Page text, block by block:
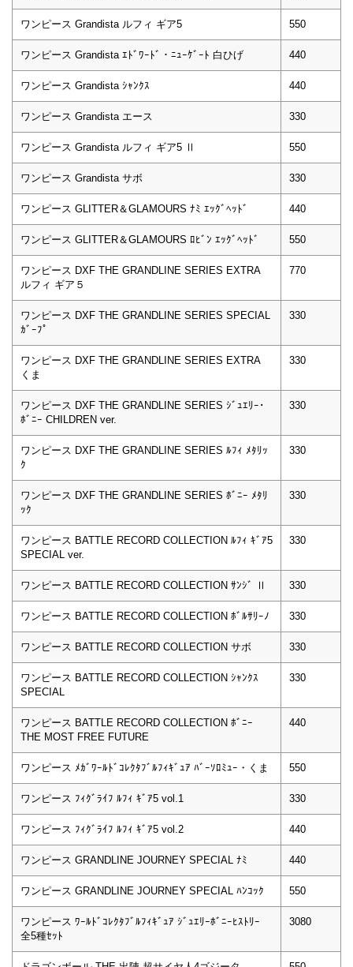
ワンピース Grandista ルフィ ギア5 550
ワンピース Grandista ｴﾄﾞﾜｰﾄﾞ・ﾆｭｰｹﾞｰﾄ 白ひげ 440
ワンピース Grandista ｼｬﾝｸｽ 440
ワンピース Grandista エース 330
ワンピース Grandista ルフィ ギア5 Ⅱ 550
ワンピース Grandista サボ 330
ワンピース GLITTER＆GLAMOURS ﾅﾐ ｴｯｸﾞﾍｯﾄﾞ 440
ワンピース GLITTER＆GLAMOURS ﾛﾋﾞﾝ ｴｯｸﾞﾍｯﾄﾞ 550
ワンピース DXF THE GRANDLINE SERIES EXTRA
ルフィ ギア５
770
ワンピース DXF THE GRANDLINE SERIES SPECIAL
ｶﾞｰﾌﾟ
330
ワンピース DXF THE GRANDLINE SERIES EXTRA
くま
330
ワンピース DXF THE GRANDLINE SERIES ｼﾞｭｴﾘｰ･
ﾎﾞﾆｰ CHILDREN ver.
330
ワンピース DXF THE GRANDLINE SERIES ﾙﾌｨ ﾒﾀﾘｯ
ｸ
330
ワンピース DXF THE GRANDLINE SERIES ﾎﾞﾆｰ ﾒﾀﾘ
ｯｸ
330
ワンピース BATTLE RECORD COLLECTION ﾙﾌｨ ｷﾞｱ5
SPECIAL ver.
330
ワンピース BATTLE RECORD COLLECTION ｻﾝｼﾞ Ⅱ 330
ワンピース BATTLE RECORD COLLECTION ﾎﾞﾙｻﾘｰﾉ 330
ワンピース BATTLE RECORD COLLECTION サボ 330
ワンピース BATTLE RECORD COLLECTION ｼｬﾝｸｽ
SPECIAL
330
ワンピース BATTLE RECORD COLLECTION ﾎﾞﾆｰ
THE MOST FREE FUTURE
440
ワンピース ﾒｶﾞﾜｰﾙﾄﾞｺﾚｸﾀﾌﾞﾙﾌｨｷﾞｭｱ ﾊﾞｰｿﾛﾐｭｰ・くま 550
ワンピース ﾌｨｸﾞﾗｲﾌ ﾙﾌｨ ｷﾞｱ5 vol.1 330
ワンピース ﾌｨｸﾞﾗｲﾌ ﾙﾌｨ ｷﾞｱ5 vol.2 440
ワンピース GRANDLINE JOURNEY SPECIAL ﾅﾐ 440
ワンピース GRANDLINE JOURNEY SPECIAL ﾊﾝｺｯｸ 550
ワンピース ﾜｰﾙﾄﾞｺﾚｸﾀﾌﾞﾙﾌｨｷﾞｭｱ ｼﾞｭｴﾘｰﾎﾞﾆｰﾋｽﾄﾘｰ
全5種ｾｯﾄ
3080